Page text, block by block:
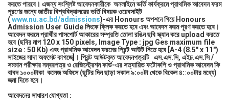
করতে পারবে। এজন্য সংশ্লিষ্ট আবেদনকারীকে অনলাইনে ভর্তি কার্যক্রমে প্রাথমিক আবেদন ফরম
পূরণের জন্যে জাতীয় বিশ্ববিদ্যালয়ের ভর্তি বিষয়ক ওয়েবসাইট
(www.nu.ac.bd/admissions)-এর Honours অপশনে গিয়ে Honours
Admission User Guide লিংকে ক্লিক করতে হবে এবং আবেদন ফরম পূরণ করতে হবে।
আবেদন ফরমে প্রার্থীর পাসপোর্ট আকারের সম্প্রতি তোলা রঙিন ছবি স্ক্যান করে upload করতে
হবে (ছবির মাপ 120 x 150 pixels, Image Type : jpg Ges maximum file
size : 50 Kb) এবং প্রাথমিক আবেদন ফরমের প্রিন্ট আউট নিতে হবে [A-4 (8.5" x 11")
সাইজের সাদা অফসেট কাগজে]। প্রিন্ট আউটকৃত আবেদনপত্রটি এস.এস.সি, এইচ.এস.সি /
সমমান পরীক্ষার নম্বরপত্র ও রেজিস্ট্রেশন কার্ড-এর সত্যায়িত ফটোকপি ও প্রাথমিক আবেদন ফি
বাবদ ১০০০টাকা কলেজ অফিসে (ছুটির দিন ছাড়া সকাল ৯:০০টা থেকে বিকেল ৪::০০টার মধ্যে)
জমা দিতে হবে।
আবেদনের সাধারণ যোগ্যতা :